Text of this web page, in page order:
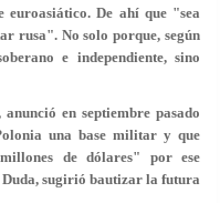
De ahí que "sea
rusa". No solo porque, según
e independiente, sino
en septiembre pasado
una base militar y que
de dólares" por ese
Duda, sugirió bautizar la futura